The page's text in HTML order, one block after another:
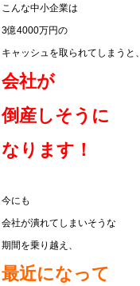
こんな中小企業は
3億4000万円の
キャッシュを取られてしまうと、
会社が
倒産しそうに
なります！
今にも
会社が潰れてしまいそうな
期間を乗り越え、
最近になって